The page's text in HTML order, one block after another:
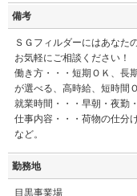
備考
ＳＧフィルダーにはあなた
お気軽にご相談ください！
働き方・・・短期ＯＫ、長
が選べる、高時給、短時間
就業時間・・・早朝・夜勤
仕事内容・・・荷物の仕分
など。
勤務地
目黒事業場